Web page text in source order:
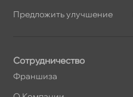
Предложить улучшение
Сотрудничество
Франшиза